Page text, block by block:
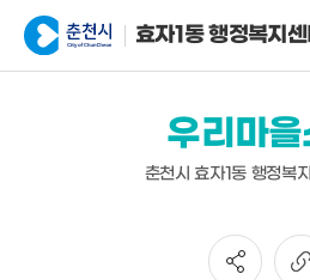
효자1동 행정복지센
우리마
춘천시 효자1동 행정복